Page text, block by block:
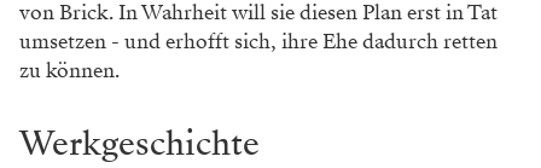
von Brick. In Wahrheit will sie diesen Plan erst in Tat
umsetzen - und erhofft sich, ihre Ehe dadurch retten
zu können.
Werkgeschichte